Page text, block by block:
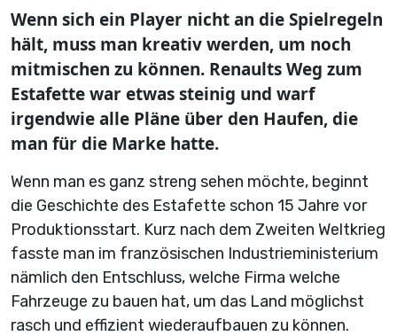
Wenn sich ein Player nicht an die Spielregeln
hält, muss man kreativ werden, um noch
mitmischen zu können. Renaults Weg zum
Estafette war etwas steinig und warf
irgendwie alle Pläne über den Haufen, die
man für die Marke hatte.
Wenn man es ganz streng sehen möchte, beginnt
die Geschichte des Estafette schon 15 Jahre vor
Produktionsstart. Kurz nach dem Zweiten Weltkrieg
fasste man im französischen Industrieministerium
nämlich den Entschluss, welche Firma welche
Fahrzeuge zu bauen hat, um das Land möglichst
rasch und effizient wiederaufbauen zu können.